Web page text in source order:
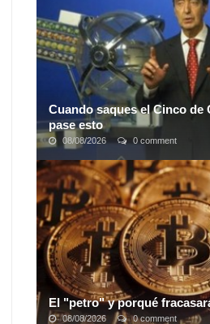
instalación futurista que
Cuando saques el Cinco de
pase esto
08/08/2026 0 comment
Todos soñamos con embocarle a
maravillosos, mirar la tele, mirar
instante sublime en que pasamos
El "petro" y porqué
08/08/2026 0 comment